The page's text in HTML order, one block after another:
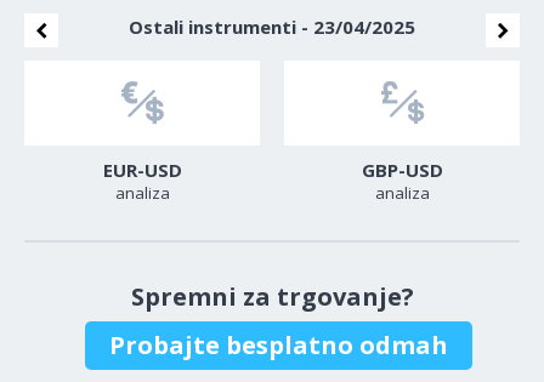
Ostali instrumenti - 23/04/2025
EUR-USD
analiza
GBP-USD
analiza
Spremni za trgovanje?
Probajte besplatno odmah